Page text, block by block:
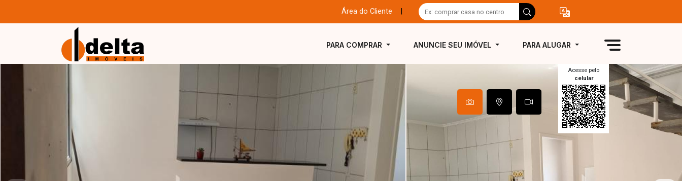
Área do Cliente
PARA COMPRAR ANUNCIE SEU IMÓVEL PARA ALUGAR
Acesse pelo
celular